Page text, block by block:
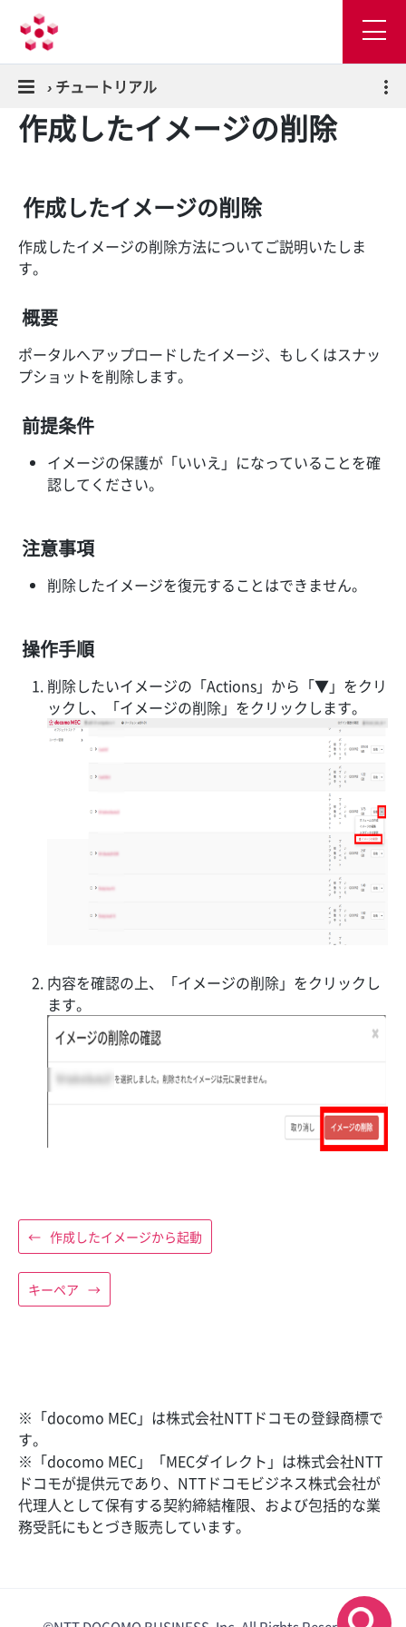
› チュートリアル
作成したイメージの削除
作成したイメージの削除
作成したイメージの削除方法についてご説明いたしま
す。
概要
ポータルへアップロードしたイメージ、もしくはスナッ
プショットを削除します。
前提条件
イメージの保護が「いいえ」になっていることを確
認してください。
注意事項
削除したイメージを復元することはできません。
操作手順
削除したいイメージの「Actions」から「▼」をクリ
ックし、「イメージの削除」をクリックします。
内容を確認の上、「イメージの削除」をクリックし
ます。
← 作成したイメージから起動
キーペア →
※「docomo MEC」は株式会社NTTドコモの登録商標で
す。
※「docomo MEC」「MECダイレクト」は株式会社NTT
ドコモが提供元であり、NTTドコモビジネス株式会社が
代理人として保有する契約締結権限、および包括的な業
務受託にもとづき販売しています。